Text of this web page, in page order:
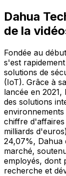
Dahua
de la
Fondée au
s'est
solutions de
(IoT). Grâce à
lancée en
des solutions
chiffre
milliards
24,07%, Dahua
marché,
employés, dont
recherche et